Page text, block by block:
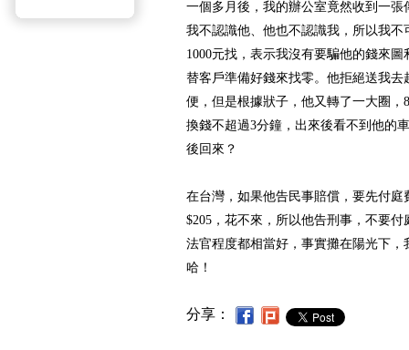
一個多月後，我的辦公室竟然收到一
我不認識他、他也不認識我，所以我
1000元找，表示我沒有要騙他的錢來
替客戶準備好錢來找零。他拒絕送我
便，但是根據狀子，他又轉了一大圈，
換錢不超過3分鐘，出來後看不到他的
後回來？
在台灣，如果他告民事賠償，要先付
$205，花不來，所以他告刑事，不要
法官程度都相當好，事實攤在陽光下
哈！
分享：